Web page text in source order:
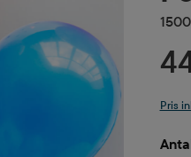
Pris
Välj